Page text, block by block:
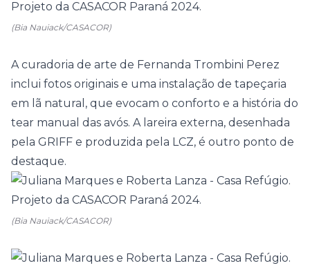
(Bia Nauiack/CASACOR)
A curadoria de arte de Fernanda Trombini Perez
inclui fotos originais e uma instalação de tapeçaria
em lã natural, que evocam o conforto e a história do
tear manual das avós. A lareira externa, desenhada
pela GRIFF e produzida pela LCZ, é outro ponto de
destaque.
(Bia Nauiack/CASACOR)